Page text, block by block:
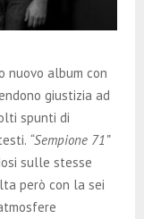
nuovo album con
giustizia ad
spunti di
“Sempione 71”
sulle stesse
però con la sei